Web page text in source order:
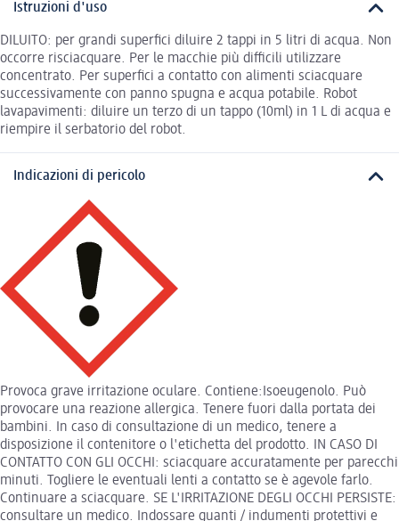
Istruzioni d'uso
DILUITO: per grandi superfici diluire 2 tappi in 5 litri di acqua. Non
occorre risciacquare. Per le macchie più difficili utilizzare
concentrato. Per superfici a contatto con alimenti sciacquare
successivamente con panno spugna e acqua potabile. Robot
lavapavimenti: diluire un terzo di un tappo (10ml) in 1 L di acqua e
riempire il serbatorio del robot.
Indicazioni di pericolo
Provoca grave irritazione oculare. Contiene:Isoeugenolo. Può
provocare una reazione allergica. Tenere fuori dalla portata dei
bambini. In caso di consultazione di un medico, tenere a
disposizione il contenitore o l'etichetta del prodotto. IN CASO DI
CONTATTO CON GLI OCCHI: sciacquare accuratamente per parecchi
minuti. Togliere le eventuali lenti a contatto se è agevole farlo.
Continuare a sciacquare. SE L'IRRITAZIONE DEGLI OCCHI PERSISTE:
consultare un medico. Indossare guanti / indumenti protettivi e